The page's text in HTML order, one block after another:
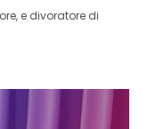
e divoratore di